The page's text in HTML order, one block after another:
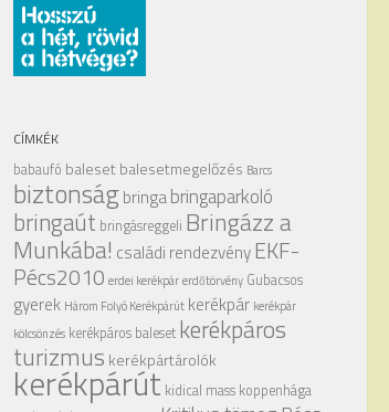
CÍMKÉK
babaufó balesetbalesetmegelőzés Barcs
biztonságbringabringaparkoló
bringaút bringásreggeli Bringázz a
Munkába! családi rendezvényEKF-
Pécs2010 erdei kerékpárerdőtörvény Gubacsos
gyerek Három Folyó Kerékpárút kerékpár kerékpár
kölcsönzés kerékpáros baleset kerékpáros
turizmus kerékpártárolók
kerékpárút kidical mass koppenhága